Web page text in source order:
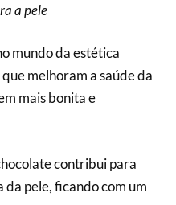
a pele
mundo da estética
melhoram a saúde da
mais bonita e
contribui para
pele, ficando com um